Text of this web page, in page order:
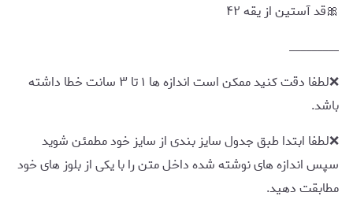
🎀قد آستین از یقه ۴۲
_________
❌لطفا دقت کنید ممکن است اندازه ها ۱ تا ۳ سانت خطا داشته
باشد.
❌لطفا ابتدا طبق جدول سایز بندی از سایز خود مطمئن شوید
سپس اندازه های نوشته شده داخل متن را با یکی از بلوز های خود
مطابقت دهید.